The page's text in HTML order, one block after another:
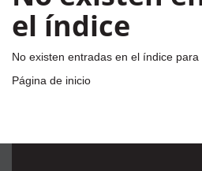
el índice
No existen entradas en el índice para
Página de inicio